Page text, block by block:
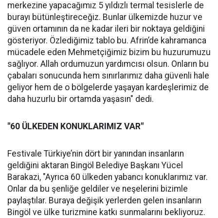
merkezine yapacağımız 5 yıldızlı termal tesislerle de
burayı bütünleştireceğiz. Bunlar ülkemizde huzur ve
güven ortamının da ne kadar ileri bir noktaya geldiğini
gösteriyor. Özlediğimiz tablo bu. Afrin’de kahramanca
mücadele eden Mehmetçiğimiz bizim bu huzurumuzu
sağlıyor. Allah ordumuzun yardımcısı olsun. Onların bu
çabaları sonucunda hem sınırlarımız daha güvenli hale
geliyor hem de o bölgelerde yaşayan kardeşlerimiz de
daha huzurlu bir ortamda yaşasın" dedi.
"60 ÜLKEDEN KONUKLARIMIZ VAR"
Festivale Türkiye’nin dört bir yanından insanların
geldiğini aktaran Bingöl Belediye Başkanı Yücel
Barakazi, "Ayrıca 60 ülkeden yabancı konuklarımız var.
Onlar da bu şenliğe geldiler ve neşelerini bizimle
paylaştılar. Buraya değişik yerlerden gelen insanların
Bingöl ve ülke turizmine katkı sunmalarını bekliyoruz.